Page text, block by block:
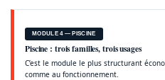
MODULE 4 — PISCINE
Piscine : trois familles, trois usages
C’est le module le plus structurant
comme au fonctionnement.